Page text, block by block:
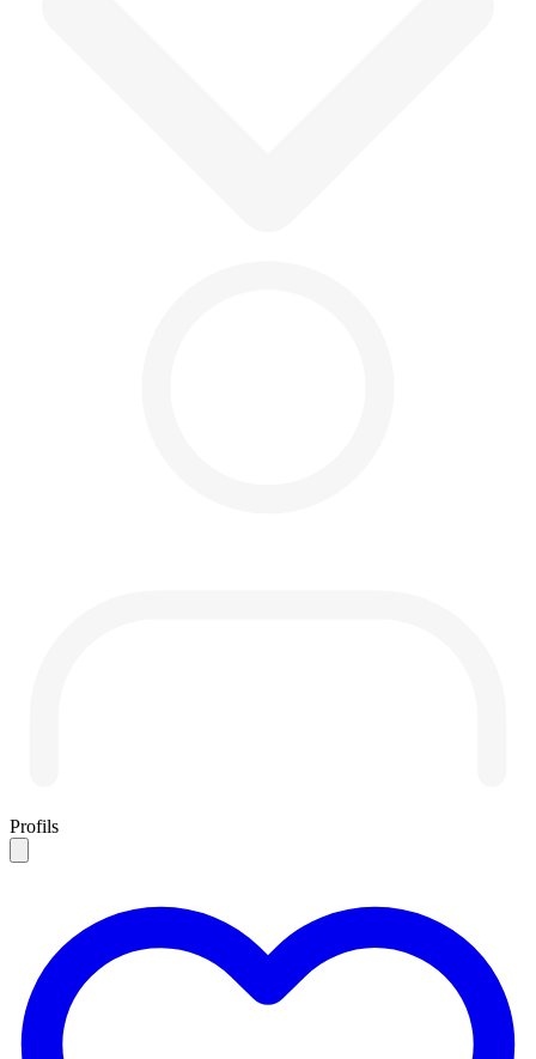
Profils